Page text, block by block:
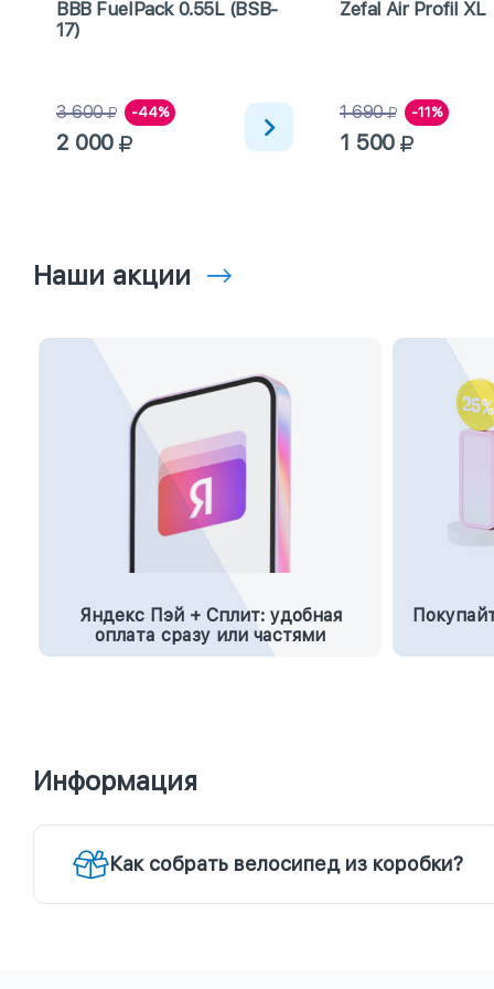
BBB FuelPack 0.55L (BSB-
17)
3 600 -44%
2 000
Zefal Air Profil XL
1 690 -11%
1 500
Наши акции
Яндекс Пэй + Сплит: удобная
оплата сразу или частями
Информация
Как собрать велосипед из коробки?